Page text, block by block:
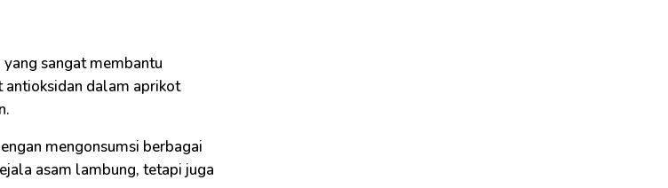
sangat membantu
antioksidan dalam aprikot
mengonsumsi berbagai
asam lambung, tetapi juga